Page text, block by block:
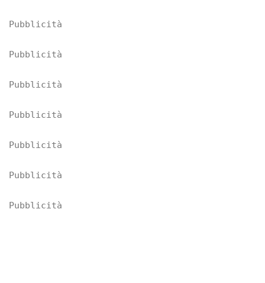
Pubblicità
Pubblicità
Pubblicità
Pubblicità
Pubblicità
Pubblicità
Pubblicità